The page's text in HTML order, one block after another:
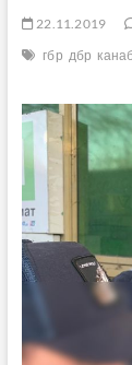
22.11.2019
гбр дбр